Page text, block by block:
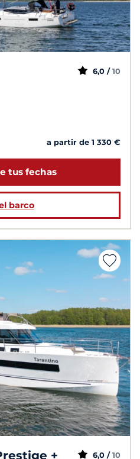
6,0 / 10
a partir de 1 330 €
tus fechas
barco
+ 6,0 / 10